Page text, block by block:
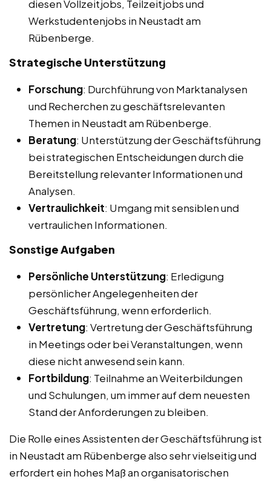
diesen Vollzeitjobs, Teilzeitjobs und
Werkstudentenjobs in Neustadt am
Rübenberge.
Strategische Unterstützung
Forschung: Durchführung von Marktanalysen
und Recherchen zu geschäftsrelevanten
Themen in Neustadt am Rübenberge.
Beratung: Unterstützung der Geschäftsführung
bei strategischen Entscheidungen durch die
Bereitstellung relevanter Informationen und
Analysen.
Vertraulichkeit: Umgang mit sensiblen und
vertraulichen Informationen.
Sonstige Aufgaben
Persönliche Unterstützung: Erledigung
persönlicher Angelegenheiten der
Geschäftsführung, wenn erforderlich.
Vertretung: Vertretung der Geschäftsführung
in Meetings oder bei Veranstaltungen, wenn
diese nicht anwesend sein kann.
Fortbildung: Teilnahme an Weiterbildungen
und Schulungen, um immer auf dem neuesten
Stand der Anforderungen zu bleiben.
Die Rolle eines Assistenten der Geschäftsführung ist
in Neustadt am Rübenberge also sehr vielseitig und
erfordert ein hohes Maß an organisatorischen